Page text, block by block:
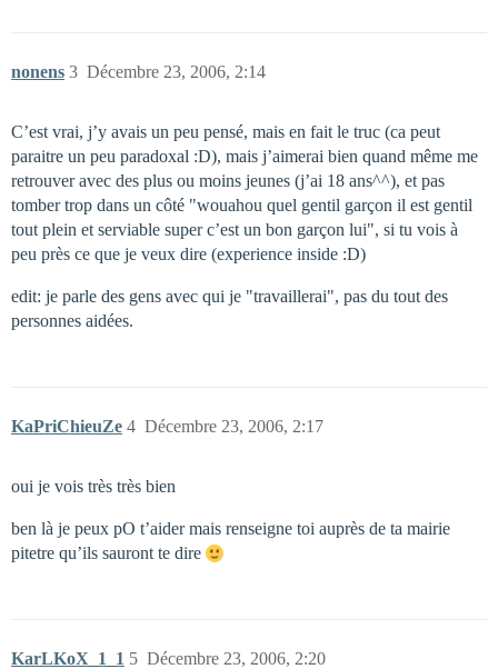
nonens Décembre 23, 2006, 2:14
3
C’est vrai, j’y avais un peu pensé, mais en fait le truc (ca peut
paraitre un peu paradoxal :D), mais j’aimerai bien quand même me
retrouver avec des plus ou moins jeunes (j’ai 18 ans^^), et pas
tomber trop dans un côté "wouahou quel gentil garçon il est gentil
tout plein et serviable super c’est un bon garçon lui", si tu vois à
peu près ce que je veux dire (experience inside :D)
edit: je parle des gens avec qui je "travaillerai", pas du tout des
personnes aidées.
KaPriChieuZe Décembre 23, 2006, 2:17
4
oui je vois très très bien
ben là je peux pO t’aider mais renseigne toi auprès de ta mairie
pitetre qu’ils sauront te dire
KarLKoX_1_1 Décembre 23, 2006, 2:20
5